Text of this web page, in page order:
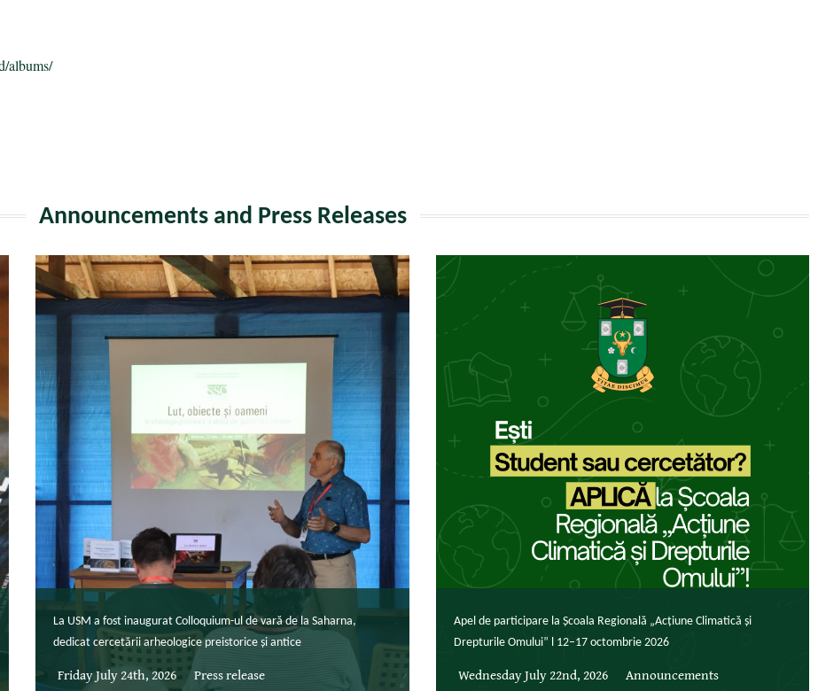
albums/
Announcements and Press Releases
La USM a fost inaugurat Colloquium-ul de vară de la Saharna,
dedicat cercetării arheologice preistorice și antice
Friday July 24th, 2026 Press release
Apel de participare la Școala Regională „Acțiune Climatică și
Drepturile Omului” l 12–17 octombrie 2026
Wednesday July 22nd, 2026 Announcements